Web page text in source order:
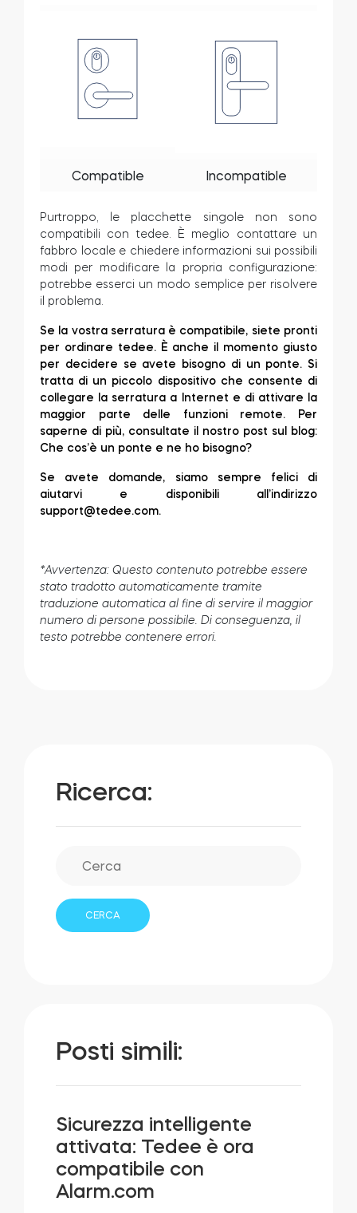
Compatible Incompatible
Purtroppo, le placchette singole non sono
compatibili con tedee. È meglio contattare un
fabbro locale e chiedere informazioni sui possibili
modi per modificare la propria configurazione:
potrebbe esserci un modo semplice per risolvere
il problema.
Se la vostra serratura è compatibile, siete pronti
per ordinare tedee. È anche il momento giusto
per decidere se avete bisogno di un ponte. Si
tratta di un piccolo dispositivo che consente di
collegare la serratura a Internet e di attivare la
maggior parte delle funzioni remote. Per
saperne di più, consultate il nostro post sul blog:
Che cos’è un ponte e ne ho bisogno?
Se avete domande, siamo sempre felici di
aiutarvi e disponibili all’indirizzo
support@tedee.com.
*Avvertenza: Questo contenuto potrebbe essere
stato tradotto automaticamente tramite
traduzione automatica al fine di servire il maggior
numero di persone possibile. Di conseguenza, il
testo potrebbe contenere errori.
Ricerca:
Posti simili:
Sicurezza intelligente
attivata: Tedee è ora
compatibile con
Alarm.com